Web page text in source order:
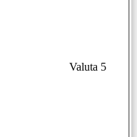
Valuta 5